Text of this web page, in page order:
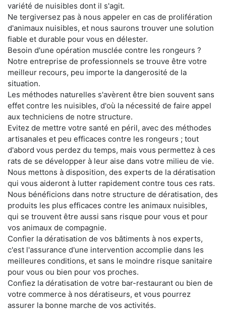
variété de nuisibles dont il s'agit.
Ne tergiversez pas à nous appeler en cas de prolifération
d'animaux nuisibles, et nous saurons trouver une solution
fiable et durable pour vous en délester.
Besoin d'une opération musclée contre les rongeurs ?
Notre entreprise de professionnels se trouve être votre
meilleur recours, peu importe la dangerosité de la
situation.
Les méthodes naturelles s'avèrent être bien souvent sans
effet contre les nuisibles, d'où la nécessité de faire appel
aux techniciens de notre structure.
Evitez de mettre votre santé en péril, avec des méthodes
artisanales et peu efficaces contre les rongeurs ; tout
d'abord vous perdez du temps, mais vous permettez à ces
rats de se développer à leur aise dans votre milieu de vie.
Nous mettons à disposition, des experts de la dératisation
qui vous aideront à lutter rapidement contre tous ces rats.
Nous bénéficions dans notre structure de dératisation, des
produits les plus efficaces contre les animaux nuisibles,
qui se trouvent être aussi sans risque pour vous et pour
vos animaux de compagnie.
Confier la dératisation de vos bâtiments à nos experts,
c'est l'assurance d'une intervention accomplie dans les
meilleures conditions, et sans le moindre risque sanitaire
pour vous ou bien pour vos proches.
Confiez la dératisation de votre bar-restaurant ou bien de
votre commerce à nos dératiseurs, et vous pourrez
assurer la bonne marche de vos activités.